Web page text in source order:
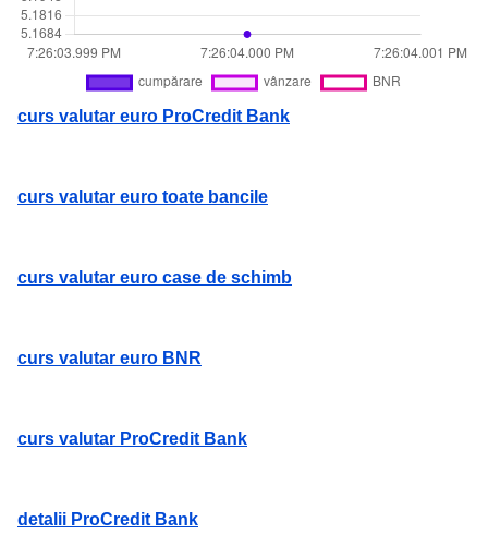
curs valutar euro ProCredit Bank
curs valutar euro toate bancile
curs valutar euro case de schimb
curs valutar euro BNR
curs valutar ProCredit Bank
detalii ProCredit Bank